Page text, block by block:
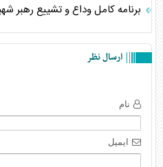
برنامه کامل وداع و تشییع رهبر
ارسال نظر
نام
ایمیل